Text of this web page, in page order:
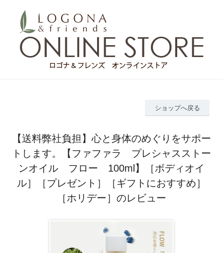
ショップへ戻る
【送料弊社負担】心と身体のめぐりをサポー
トします。【ファファラ プレシャスストー
ンオイル フロー 100ml】［ボディオイ
ル］［プレゼント］［ギフトにおすすめ］
［ホリデー］のレビュー